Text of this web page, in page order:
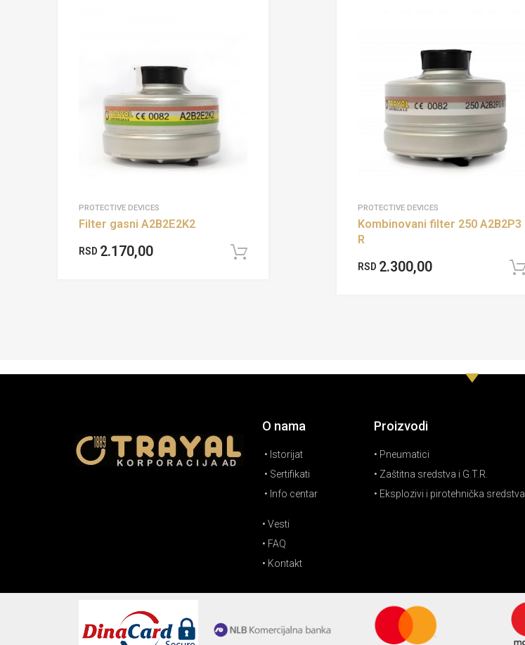
PROTECTIVE DEVICES
Filter gasni A2B2E2K2
RSD 2.170,00
PROTECTIVE DEVICES
Kombinovani filter 250 A2B2P3
R
RSD 2.300,00
O nama
• Istorijat
• Sertifikati
• Info centar
• Vesti
• FAQ
• Kontakt
Proizvodi
• Pneumatici
• Zaštitna sredstva i G.T.R.
• Eksplozivi i pirotehnička sredstva